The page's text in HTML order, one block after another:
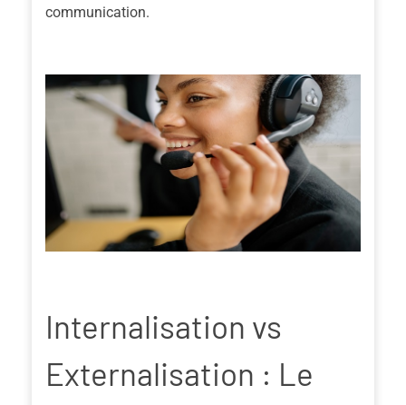
communication.
Internalisation vs
Externalisation : Le